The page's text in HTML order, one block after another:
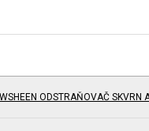
ODSTRAŇOVAČ SKVRN